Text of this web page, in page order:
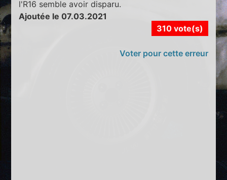
l'R16 semble avoir disparu.
Ajoutée le 07.03.2021
310 vote(s)
Voter pour cette erreur